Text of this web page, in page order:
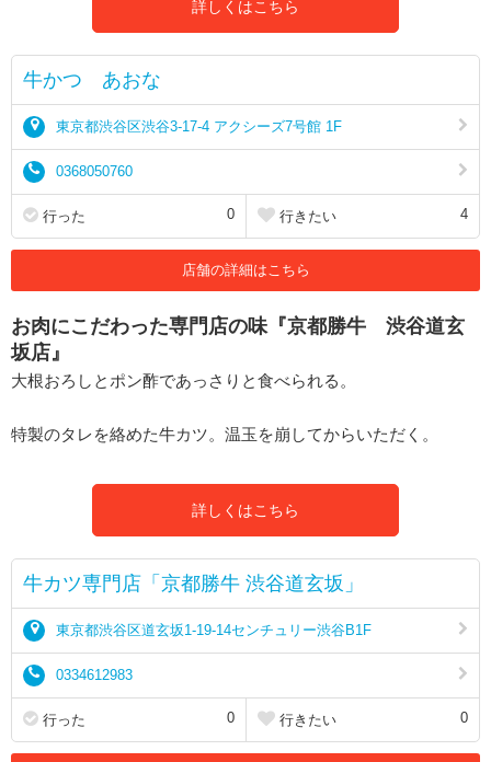
詳しくはこちら
牛かつ あおな
東京都渋谷区渋谷3-17-4 アクシーズ7号館 1F
0368050760
行った 0 行きたい 4
店舗の詳細はこちら
お肉にこだわった専門店の味『京都勝牛 渋谷道玄
坂店』
大根おろしとポン酢であっさりと食べられる。
特製のタレを絡めた牛カツ。温玉を崩してからいただく。
詳しくはこちら
牛カツ専門店「京都勝牛 渋谷道玄坂」
東京都渋谷区道玄坂1-19-14センチュリー渋谷B1F
0334612983
行った 0 行きたい 0